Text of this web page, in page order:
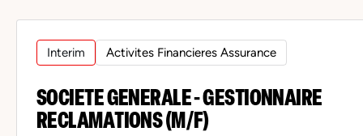
Interim Activites Financieres Assurance
SOCIETE GENERALE - GESTIONNAIRE
RECLAMATIONS (M/F)